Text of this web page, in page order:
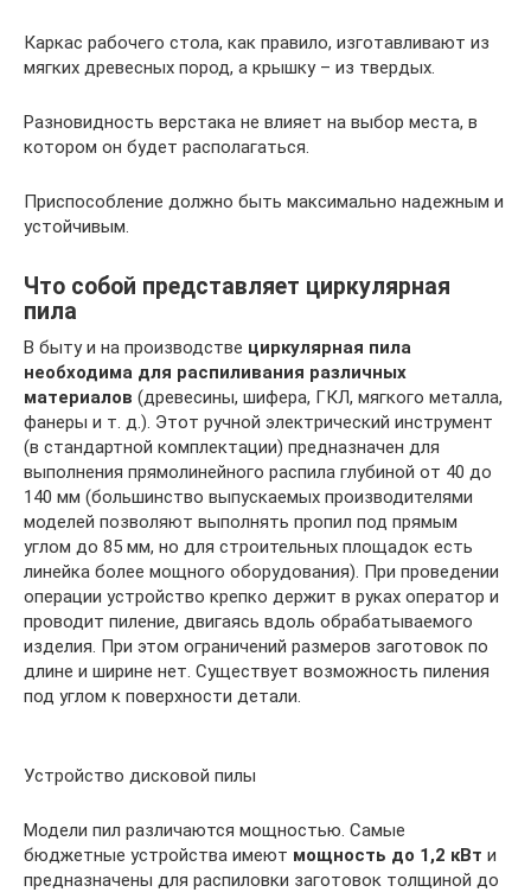
Каркас рабочего стола, как правило, изготавливают из
мягких древесных пород, а крышку – из твердых.
Разновидность верстака не влияет на выбор места, в
котором он будет располагаться.
Приспособление должно быть максимально надежным и
устойчивым.
Что собой представляет циркулярная
пила
В быту и на производстве циркулярная пила
необходима для распиливания различных
материалов (древесины, шифера, ГКЛ, мягкого металла,
фанеры и т. д.). Этот ручной электрический инструмент
(в стандартной комплектации) предназначен для
выполнения прямолинейного распила глубиной от 40 до
140 мм (большинство выпускаемых производителями
моделей позволяют выполнять пропил под прямым
углом до 85 мм, но для строительных площадок есть
линейка более мощного оборудования). При проведении
операции устройство крепко держит в руках оператор и
проводит пиление, двигаясь вдоль обрабатываемого
изделия. При этом ограничений размеров заготовок по
длине и ширине нет. Существует возможность пиления
под углом к поверхности детали.
Устройство дисковой пилы
Модели пил различаются мощностью. Самые
бюджетные устройства имеют мощность до 1,2 кВт и
предназначены для распиловки заготовок толщиной до